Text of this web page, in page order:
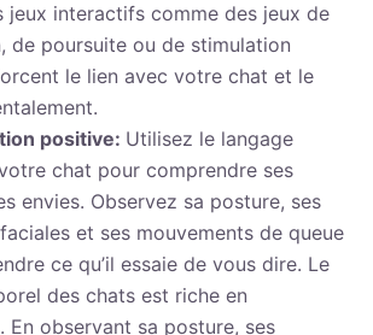
jeux interactifs comme des jeux de
de poursuite ou de stimulation
le lien avec votre chat et le
positive: Utilisez le langage
chat pour comprendre ses
envies. Observez sa posture, ses
et ses mouvements de queue
ce qu’il essaie de vous dire. Le
des chats est riche en
En observant sa posture, ses